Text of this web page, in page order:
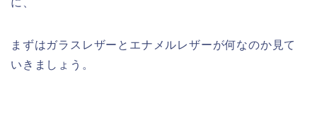
に、
まずはガラスレザーとエナメルレザーが何なのか見て
いきましょう。